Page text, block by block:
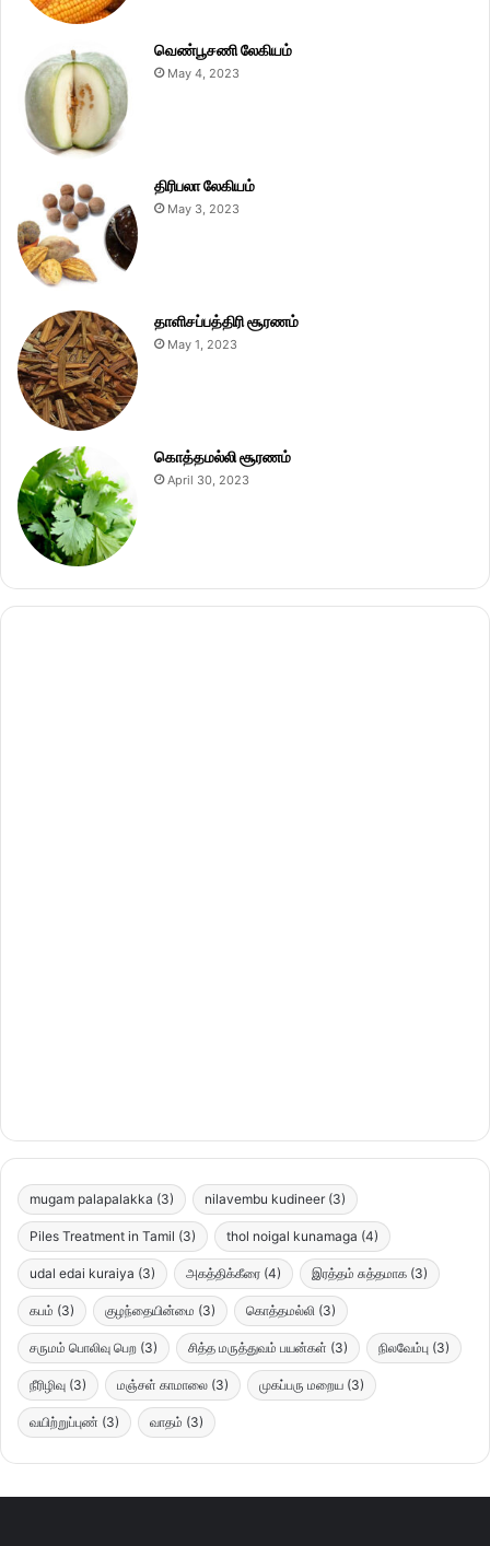
வெண்பூசணி லேகியம்
May 4, 2023
திரிபலா லேகியம்
May 3, 2023
தாளிசப்பத்திரி சூரணம்
May 1, 2023
கொத்தமல்லி சூரணம்
April 30, 2023
mugam palapalakka (3) nilavembu kudineer (3)
Piles Treatment in Tamil (3) thol noigal kunamaga (4)
udal edai kuraiya (3) அகத்திக்கீரை (4) இரத்தம் சுத்தமாக (3)
கபம் (3) குழந்தையின்மை (3) கொத்தமல்லி (3)
சருமம் பொலிவு பெற (3) சித்த மருத்துவம் பயன்கள் (3) நிலவேம்பு (3)
நீரிழிவு (3) மஞ்சள் காமாலை (3) முகப்பரு மறைய (3)
வயிற்றுப்புண் (3) வாதம் (3)